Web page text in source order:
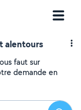
alentours
faut sur
demande en